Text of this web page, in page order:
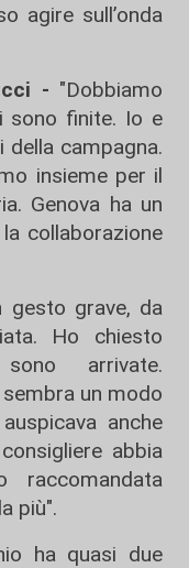
agire sull’onda
- "Dobbiamo
sono finite. Io e
campagna.
insieme per il
Genova ha un
collaborazione
gesto grave, da
Ho chiesto
arrivate.
un modo
anche
abbia
più".
ha quasi due